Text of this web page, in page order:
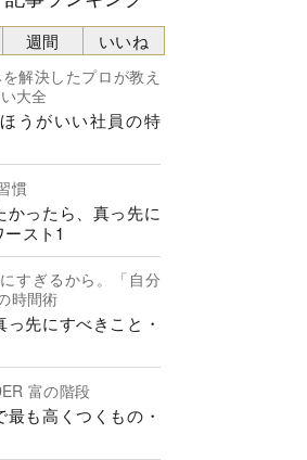
解決したプロが教え
大全
うがいい社員の特
慣
かったら、真っ先に
スト1
すぎるから。「自分
時間術
っ先にすべきこと・
富の階段
も高くつくもの・
週間 いいね